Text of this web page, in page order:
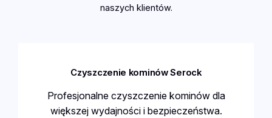
naszych klientów.
Czyszczenie kominów Serock
Profesjonalne czyszczenie kominów dla
większej wydajności i bezpieczeństwa.